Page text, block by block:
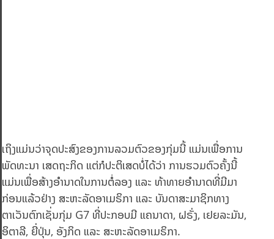
ເຖິງແມ່ນວ່າຈຸດປະສົງຂອງການລວມຕົວຂອງກຸ່ມນີ້ ແມ່ນເພື່ອການ
ພັດທະນາ ເສດຖະກິດ ແຕ່ກໍປະຕິເສດບໍ່ໄດ້ວ່າ ການຮວມຕົວຄັ້ງນີ້
ແມ່ນເພື່ອສ້າງອຳນາດໃນການຕໍ່ລອງ ແລະ ທ້າທາຍອຳນາດທີ່ມີມາ
ກ່ອນແລ້ວຢ່າງ ສະຫະລັດອາເມຣິກາ ແລະ ບັນດາສະມາຊິກທາງ
ຕາເວັນຕົກເຊັ່ນກຸ່ມ G7 ທີ່ປະກອບມີ ແຄນາດາ, ຝຣັ່ງ, ເຢຍລະມັນ,
ອິຕາລີ, ຍີ່ປຸ່ນ, ອັງກິດ ແລະ ສະຫະລັດອາເມຣິກາ.